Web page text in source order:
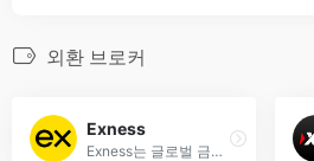
외환 브로커
Exness
Exness는 글로벌 금융 시장에서 외환, CFD, 암호화폐 등을 제공하는 선도적인 온라인 트레이딩 플랫폼입니다.